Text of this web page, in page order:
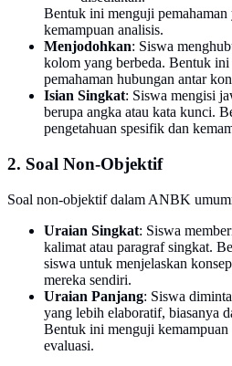
Bentuk ini menguji
kemampuan analisis.
Menjodohkan: Siswa
kolom yang berbeda. Bentuk
pemahaman hubungan antar
Isian Singkat: Siswa mengisi
berupa angka atau kata kunci.
pengetahuan spesifik dan
2. Soal Non-Objektif
Soal non-objektif dalam ANBK
Uraian Singkat: Siswa
kalimat atau paragraf singkat.
siswa untuk menjelaskan
mereka sendiri.
Uraian Panjang: Siswa
yang lebih elaboratif, biasanya
Bentuk ini menguji kemampuan
evaluasi.